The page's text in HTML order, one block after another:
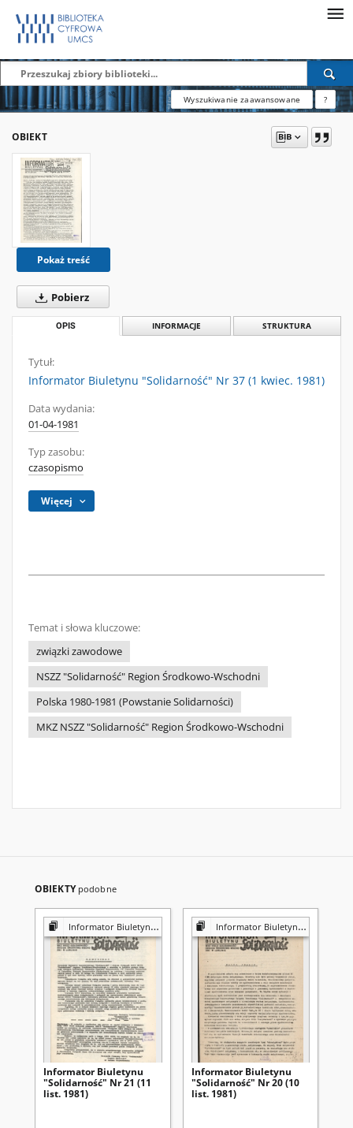
Wyszukiwanie zaawansowane ?
OBIEKT
Pokaż treść
Pobierz
OPIS INFORMACJE STRUKTURA
Tytuł:
Informator Biuletynu "Solidarność" Nr 37 (1 kwiec. 1981)
Data wydania:
01-04-1981
Typ zasobu:
czasopismo
Więcej
Temat i słowa kluczowe:
związki zawodowe
NSZZ "Solidarność" Region Środkowo-Wschodni
Polska 1980-1981 (Powstanie Solidarności)
MKZ NSZZ "Solidarność" Region Środkowo-Wschodni
OBIEKTY podobne
Informator Biuletynu "Solidarność"
Informator Biuletynu
"Solidarność" Nr 21 (11
list. 1981)
Informator Biuletynu "Solidarność"
Informator Biuletynu
"Solidarność" Nr 20 (10
list. 1981)